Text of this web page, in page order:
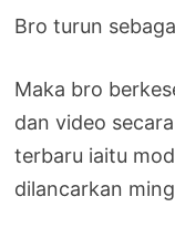
Bro turun
Maka bro
dan video
terbaru iaitu
dilancarkan